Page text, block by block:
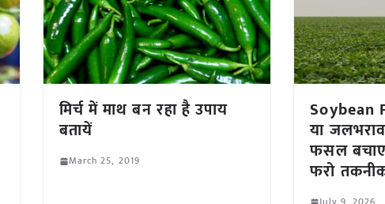
मिर्च में माथ बन रहा है उपाय
बतायें
March 25, 2019
Soybean
या
फसल
फरो